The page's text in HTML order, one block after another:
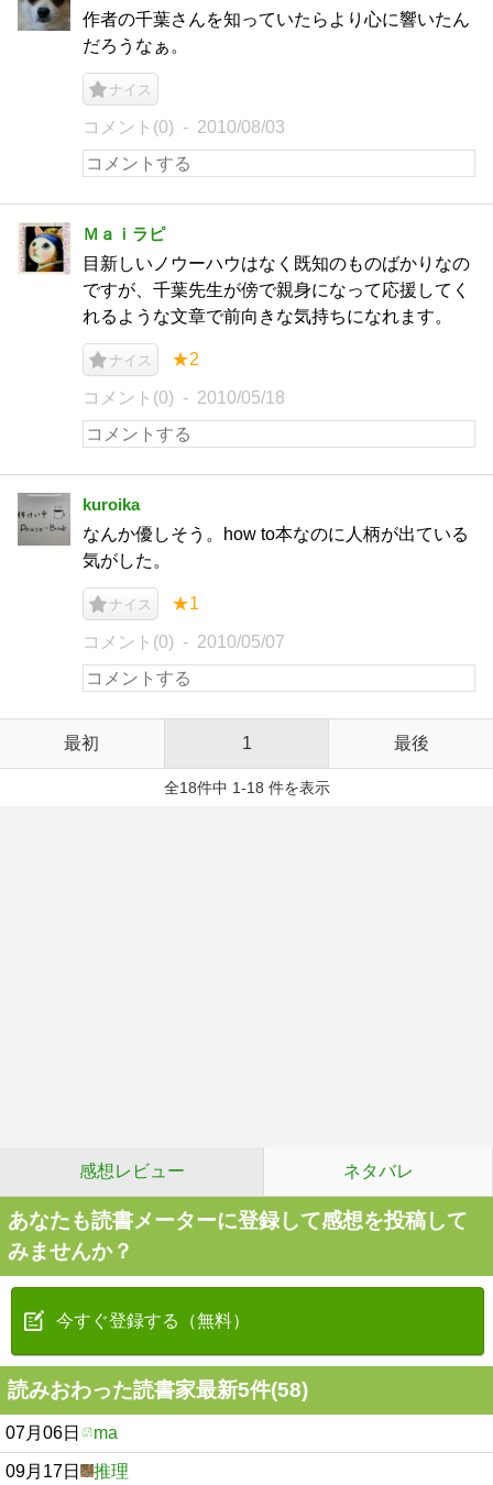
作者の千葉さんを知っていたらより心に響いたん
だろうなぁ。
ナイス
コメント(0) 2010/08/03
Ｍａｉラピ
目新しいノウーハウはなく既知のものばかりなの
ですが、千葉先生が傍で親身になって応援してく
れるような文章で前向きな気持ちになれます。
ナイス ★2
コメント(0) 2010/05/18
kuroika
なんか優しそう。how to本なのに人柄が出ている
気がした。
ナイス ★1
コメント(0) 2010/05/07
最初 1 最後
全18件中 1-18 件を表示
感想レビュー ネタバレ
あなたも読書メーターに登録して感想を投稿して
みませんか？
今すぐ登録する（無料）
読みおわった読書家最新5件(58)
07月06日 ma
09月17日 推理